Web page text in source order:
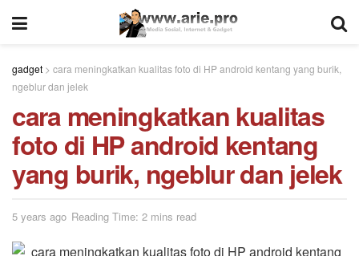
gadget > cara meningkatkan kualitas foto di HP android kentang yang burik,
ngeblur dan jelek
cara meningkatkan kualitas
foto di HP android kentang
yang burik, ngeblur dan jelek
5 years ago Reading Time: 2 mins read